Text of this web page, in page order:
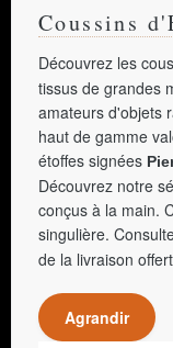
Coussins
Découvrez les
tissus de grandes
amateurs d'objets
haut de gamme
étoffes signées
Découvrez notre
conçus à la main.
singulière.
de la livraison
Agrandir